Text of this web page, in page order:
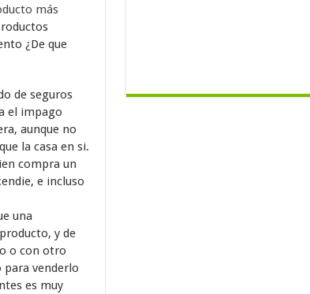
más
¿De que
de seguros
el impago
aunque no
la casa en si.
compra un
e incluso
una
y de
o con otro
venderlo
es muy